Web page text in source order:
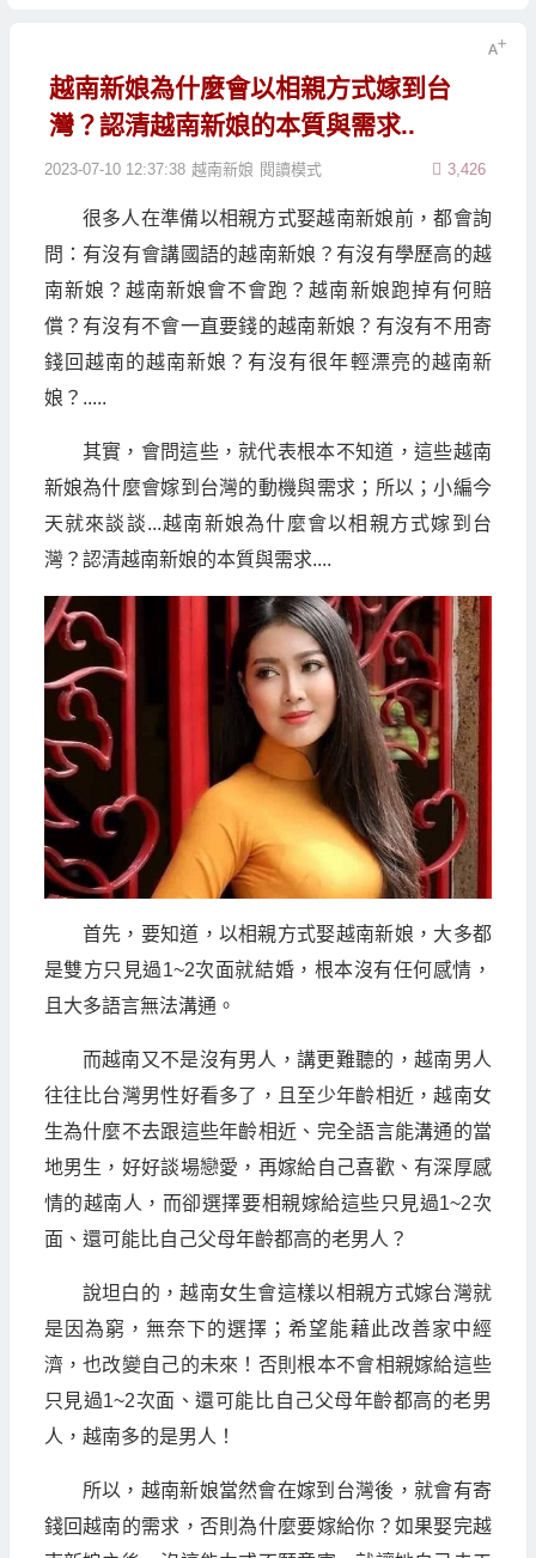
越南新娘為什麼會以相親方式嫁到台
灣？認清越南新娘的本質與需求..
2023-07-10 12:37:38 越南新娘 3,426
閱讀模式
很多人在準備以相親方式娶越南新娘前，都會詢
問：有沒有會講國語的越南新娘？有沒有學歷高的越
南新娘？越南新娘會不會跑？越南新娘跑掉有何賠
償？有沒有不會一直要錢的越南新娘？有沒有不用寄
錢回越南的越南新娘？有沒有很年輕漂亮的越南新
娘？.....
其實，會問這些，就代表根本不知道，這些越南
新娘為什麼會嫁到台灣的動機與需求；所以；小編今
天就來談談...越南新娘為什麼會以相親方式嫁到台
灣？認清越南新娘的本質與需求....
首先，要知道，以相親方式娶越南新娘，大多都
是雙方只見過1~2次面就結婚，根本沒有任何感情，
且大多語言無法溝通。
而越南又不是沒有男人，講更難聽的，越南男人
往往比台灣男性好看多了，且至少年齡相近，越南女
生為什麼不去跟這些年齡相近、完全語言能溝通的當
地男生，好好談場戀愛，再嫁給自己喜歡、有深厚感
情的越南人，而卻選擇要相親嫁給這些只見過1~2次
面、還可能比自己父母年齡都高的老男人？
說坦白的，越南女生會這樣以相親方式嫁台灣就
是因為窮，無奈下的選擇；希望能藉此改善家中經
濟，也改變自己的未來！否則根本不會相親嫁給這些
只見過1~2次面、還可能比自己父母年齡都高的老男
人，越南多的是男人！
所以，越南新娘當然會在嫁到台灣後，就會有寄
錢回越南的需求，否則為什麼要嫁給你？如果娶完越